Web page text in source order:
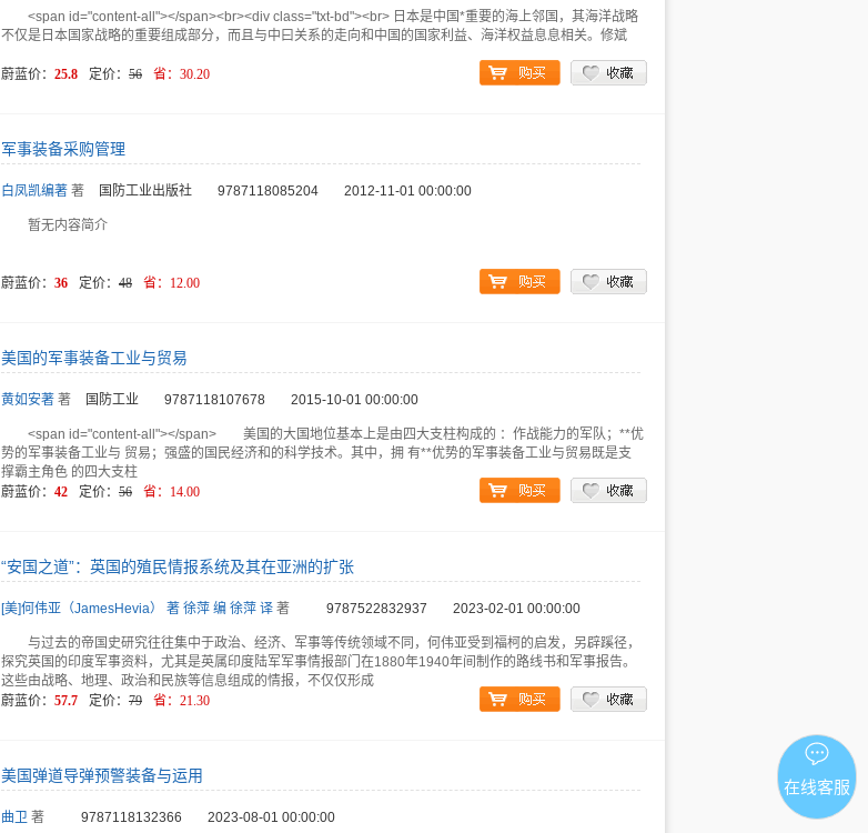
<span id="content-all"></span><br><div class="txt-bd"><br> 日本是中国*重要的海上邻国，其海洋战略
不仅是日本国家战略的重要组成部分，而且与中曰关系的走向和中国的国家利益、海洋权益息息相关。修斌
蔚蓝价： 25.8 定价： 56 省： 30.20
军事装备采购管理
白凤凯编著 著 国防工业出版社 9787118085204 2012-11-01 00:00:00
暂无内容简介
蔚蓝价： 36 定价： 48 省： 12.00
美国的军事装备工业与贸易
黄如安著 著 国防工业 9787118107678 2015-10-01 00:00:00
<span id="content-all"></span> 美国的大国地位基本上是由四大支柱构成的 ：作战能力的军队；**优
势的军事装备工业与 贸易；强盛的国民经济和的科学技术。其中，拥 有**优势的军事装备工业与贸易既是支
撑霸主角色 的四大支柱
蔚蓝价： 42 定价： 56 省： 14.00
“安国之道”：英国的殖民情报系统及其在亚洲的扩张
[美]何伟亚（JamesHevia） 著 徐萍 编 徐萍 译 著 9787522832937 2023-02-01 00:00:00
与过去的帝国史研究往往集中于政治、经济、军事等传统领域不同，何伟亚受到福柯的启发，另辟蹊径，
探究英国的印度军事资料，尤其是英属印度陆军军事情报部门在1880年1940年间制作的路线书和军事报告。
这些由战略、地理、政治和民族等信息组成的情报，不仅仅形成
蔚蓝价： 57.7 定价： 79 省： 21.30
美国弹道导弹预警装备与运用
曲卫 著 9787118132366 2023-08-01 00:00:00
在线客服